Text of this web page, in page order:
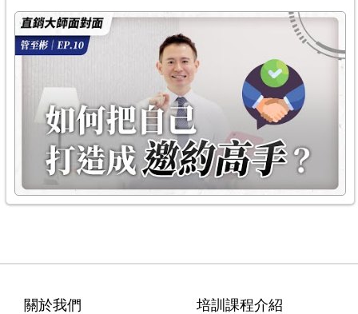
關於我們
培訓課程介紹